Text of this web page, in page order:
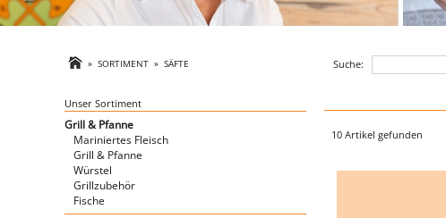
»SORTIMENT »SÄFTE Suche:
Unser Sortiment
Grill & Pfanne
Mariniertes Fleisch
Grill & Pfanne
Würstel
Grillzubehör
Fische
10 Artikel gefunden